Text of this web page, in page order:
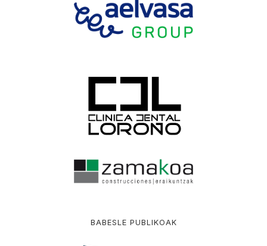
BABESLE PUBLIKOAK